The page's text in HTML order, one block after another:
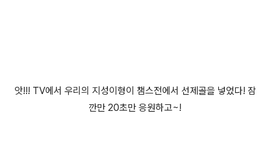
앗!!! TV에서 우리의 지성이형이 챔스전에서 선제골을 넣었다! 잠
깐만 20초만 응원하고~!